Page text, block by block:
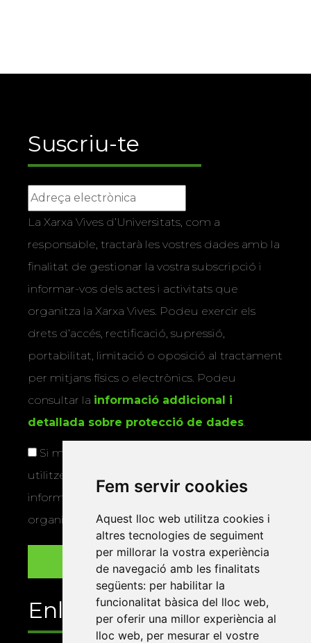
Fem servir cookies
Aquest lloc web utilitza cookies i
altres tecnologies de seguiment
per millorar la vostra experiència
de navegació amb les finalitats
següents: per habilitar la
funcionalitat bàsica del lloc web,
per oferir una millor experiència al
lloc web, per mesurar el vostre
Suscriu-te
La Xarxa Vives d’Universitats, com a
responsable, tractarà les vostres dades amb la
finalitat de gestionar la vostra subscripció i
informar-vos dels actes i activitats que
organitza la Xarxa Vives. Podeu exercir els
drets d’accés, rectificació, supressió,
portabilitat, limitació o oposició al tractament
per mitjans físics o electrònics. Podeu
consultar la informació addicional i
detallada sobre protecció de dades.
Si marqueu aquesta casella, consentiu que
utilitzem les vostres dades per a enviar-vos
informació sobre els actes i activitats que
organitza la Xarxa Vives.
Enllaços